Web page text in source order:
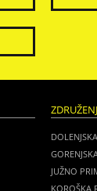
JUŽNO
KOROŠKA